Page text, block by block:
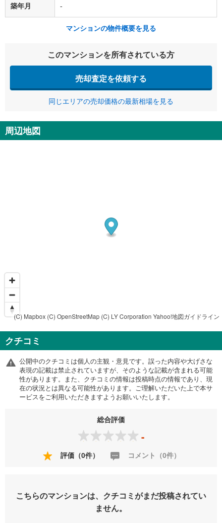
築年月 -
マンションの物件概要を見る
このマンションを所有されている方
売却査定を依頼する
同じエリアの売却価格の最新相場を見る
周辺地図
(C) Mapbox (C) OpenStreetMap (C) LY Corporation Yahoo!地図ガイドライン
クチコミ
公開中のクチコミは個人の主観・意見です。誤った内容や大げさな
表現の記載は禁止されていますが、そのような記載が含まれる可能
性があります。また、クチコミの情報は投稿時点の情報であり、現
在の状況とは異なる可能性があります。ご理解いただいた上で本サ
ービスをご利用いただきますようお願いいたします。
総合評価
-
評価（0件） コメント（0件）
こちらのマンションは、クチコミがまだ投稿されてい
ません。